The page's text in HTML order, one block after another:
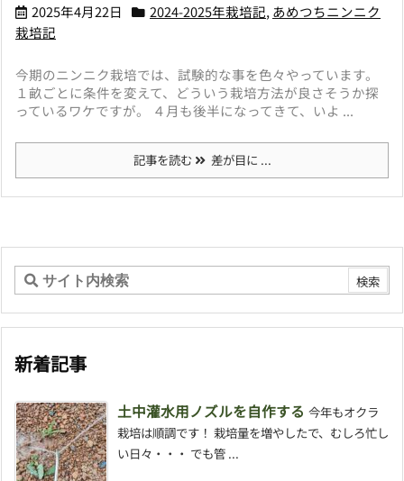
2025年4月22日 2024-2025年栽培記, あめつちニンニク
栽培記
今期のニンニク栽培では、試験的な事を色々やっています。
１畝ごとに条件を変えて、どういう栽培方法が良さそうか探
っているワケですが。 ４月も後半になってきて、いよ ...
記事を読む 差が目に ...
新着記事
土中灌水用ノズルを自作する 今年もオクラ
栽培は順調です！ 栽培量を増やしたで、むしろ忙し
い日々・・・ でも管 ...